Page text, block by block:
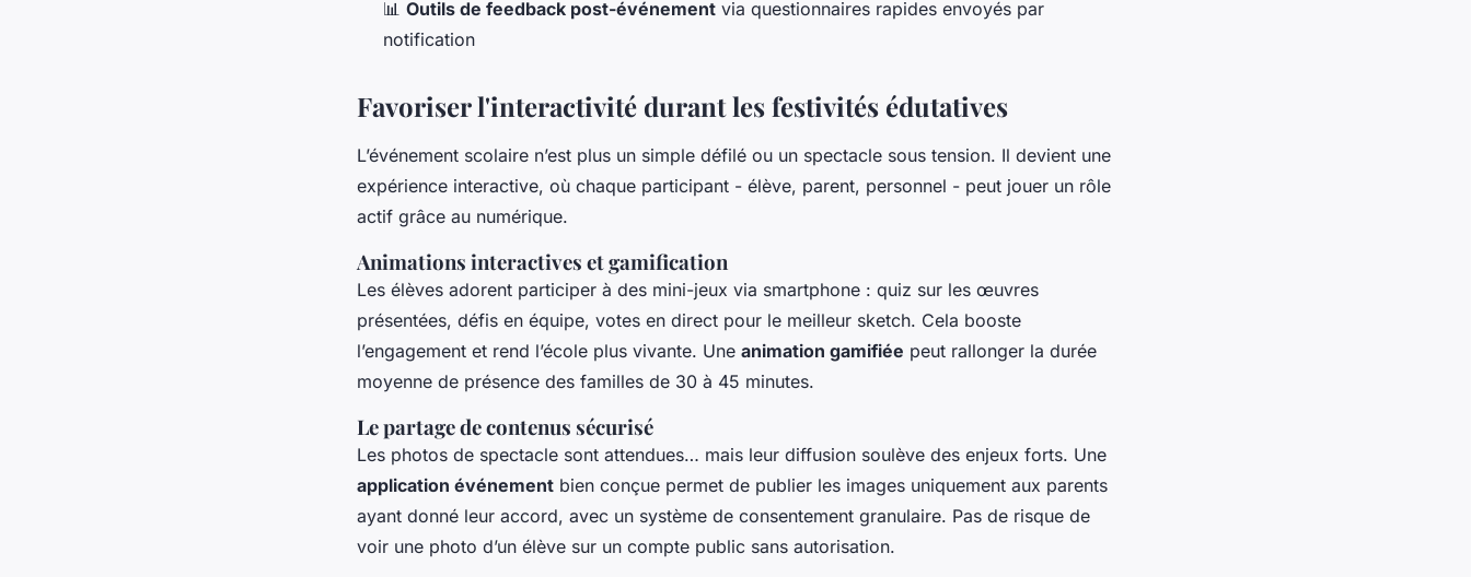
📊 Outils de feedback post-événement via questionnaires rapides envoyés par
notification
Favoriser l'interactivité durant les festivités édutatives
L’événement scolaire n’est plus un simple défilé ou un spectacle sous tension. Il devient une
expérience interactive, où chaque participant - élève, parent, personnel - peut jouer un rôle
actif grâce au numérique.
Animations interactives et gamification
Les élèves adorent participer à des mini-jeux via smartphone : quiz sur les œuvres
présentées, défis en équipe, votes en direct pour le meilleur sketch. Cela booste
l’engagement et rend l’école plus vivante. Une animation gamifiée peut rallonger la durée
moyenne de présence des familles de 30 à 45 minutes.
Le partage de contenus sécurisé
Les photos de spectacle sont attendues… mais leur diffusion soulève des enjeux forts. Une
application événement bien conçue permet de publier les images uniquement aux parents
ayant donné leur accord, avec un système de consentement granulaire. Pas de risque de
voir une photo d’un élève sur un compte public sans autorisation.